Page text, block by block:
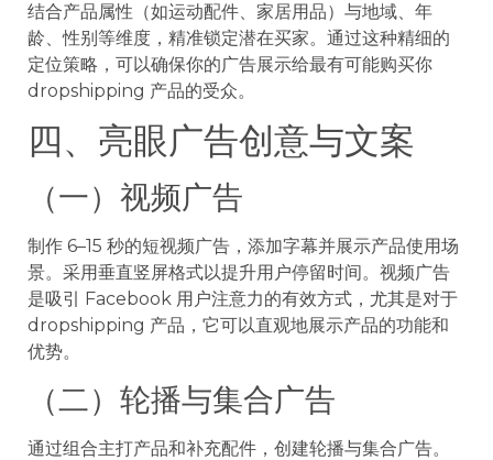
结合产品属性（如运动配件、家居用品）与地域、年
龄、性别等维度，精准锁定潜在买家。通过这种精细的
定位策略，可以确保你的广告展示给最有可能购买你
dropshipping 产品的受众。
四、亮眼广告创意与文案
（一）视频广告
制作 6–15 秒的短视频广告，添加字幕并展示产品使用场
景。采用垂直竖屏格式以提升用户停留时间。视频广告
是吸引 Facebook 用户注意力的有效方式，尤其是对于
dropshipping 产品，它可以直观地展示产品的功能和
优势。
（二）轮播与集合广告
通过组合主打产品和补充配件，创建轮播与集合广告。